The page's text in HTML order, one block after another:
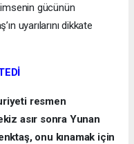
gücünün
uyarılarını dikkate
resmen
asır sonra Yunan
onu kınamak için